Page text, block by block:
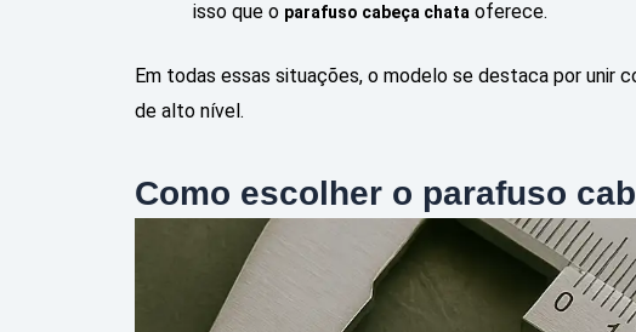
isso que o parafuso cabeça chata oferece.
Em todas essas situações, o modelo se destaca por unir
de alto nível.
Como escolher o parafuso